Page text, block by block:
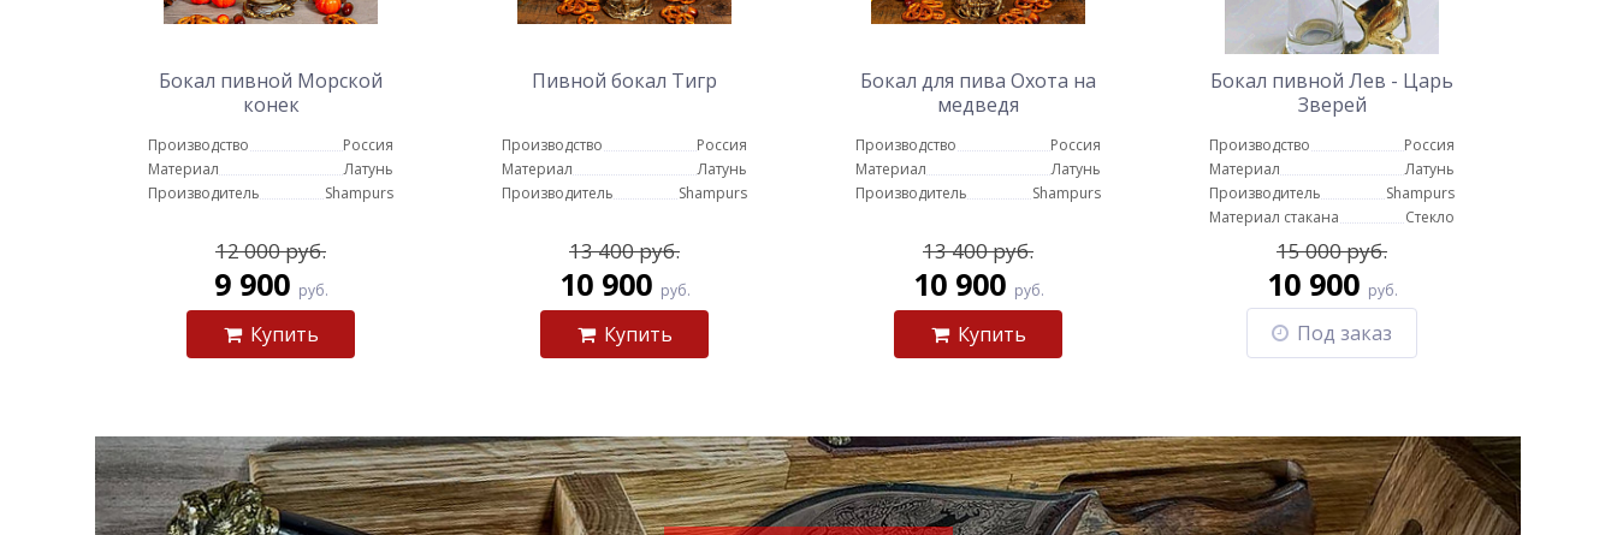
Бокал пивной Морской
конек
Производство
Россия
Материал
Латунь
Производитель
Shampurs
12 000 руб.
9 900 руб.
Купить
Пивной бокал Тигр
Производство
Россия
Материал
Латунь
Производитель
Shampurs
13 400 руб.
10 900 руб.
Купить
Бокал для пива Охота на
медведя
Производство
Россия
Материал
Латунь
Производитель
Shampurs
13 400 руб.
10 900 руб.
Купить
Бокал пивной Лев - Царь
Зверей
Производство
Россия
Материал
Латунь
Производитель
Shampurs
Материал стакана
Стекло
15 000 руб.
10 900 руб.
Под заказ